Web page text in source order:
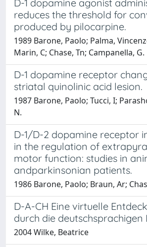
D-1 dopamine agonist
reduces the threshold for
produced by pilocarpine.
1989 Barone, Paolo; Palma,
Marin, C; Chase, Tn; Campanella, G.
D-1 dopamine receptor
striatal quinolinic acid lesion.
1987 Barone, Paolo; Tucci, I;
N.
D-1/D-2 dopamine receptor
in the regulation of
motor function: studies in
andparkinsonian patients.
1986 Barone, Paolo; Braun, Ar;
D-A-CH Eine virtuelle
durch die deutschsprachigen
2004 Wilke, Beatrice